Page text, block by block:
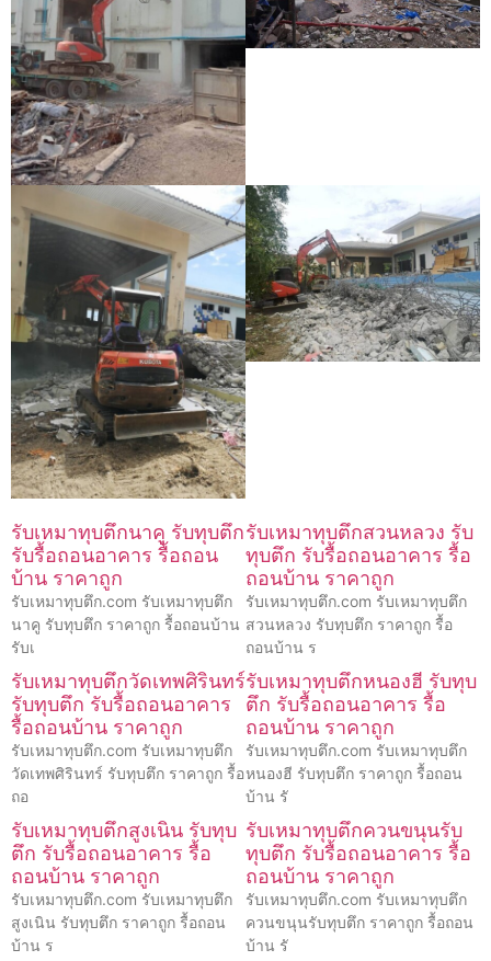
รับเหมาทุบตึกนาคู รับทุบตึก
รับรื้อถอนอาคาร รื้อถอน
บ้าน ราคาถูก
รับเหมาทุบตึก.com รับเหมาทุบตึก
นาคู รับทุบตึก ราคาถูก รื้อถอนบ้าน
รับเ
รับเหมาทุบตึกสวนหลวง รับ
ทุบตึก รับรื้อถอนอาคาร รื้อ
ถอนบ้าน ราคาถูก
รับเหมาทุบตึก.com รับเหมาทุบตึก
สวนหลวง รับทุบตึก ราคาถูก รื้อ
ถอนบ้าน ร
รับเหมาทุบตึกวัดเทพศิรินทร์
รับทุบตึก รับรื้อถอนอาคาร
รื้อถอนบ้าน ราคาถูก
รับเหมาทุบตึก.com รับเหมาทุบตึก
วัดเทพศิรินทร์ รับทุบตึก ราคาถูก รื้อ
ถอ
รับเหมาทุบตึกหนองฮี รับทุบ
ตึก รับรื้อถอนอาคาร รื้อ
ถอนบ้าน ราคาถูก
รับเหมาทุบตึก.com รับเหมาทุบตึก
หนองฮี รับทุบตึก ราคาถูก รื้อถอน
บ้าน รั
รับเหมาทุบตึกสูงเนิน รับทุบ
ตึก รับรื้อถอนอาคาร รื้อ
ถอนบ้าน ราคาถูก
รับเหมาทุบตึก.com รับเหมาทุบตึก
สูงเนิน รับทุบตึก ราคาถูก รื้อถอน
บ้าน ร
รับเหมาทุบตึกควนขนุนรับ
ทุบตึก รับรื้อถอนอาคาร รื้อ
ถอนบ้าน ราคาถูก
รับเหมาทุบตึก.com รับเหมาทุบตึก
ควนขนุนรับทุบตึก ราคาถูก รื้อถอน
บ้าน รั